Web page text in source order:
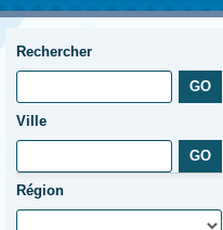
Rechercher
Ville
Région